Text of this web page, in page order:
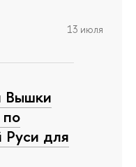
13 июля
Вышки
для